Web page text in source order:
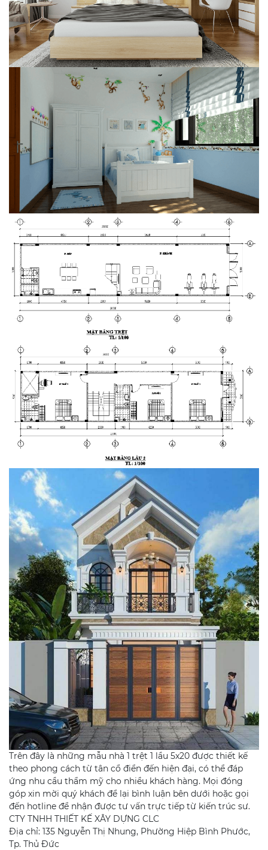
Trên đây là những mẫu nhà 1 trệt 1 lầu 5x20 được thiết kế
theo phong cách từ tân cổ điển đến hiện đại, có thể đáp
ứng nhu cầu thẩm mỹ cho nhiều khách hàng. Mọi đóng
góp xin mời quý khách để lại bình luận bên dưới hoặc gọi
đến hotline để nhận được tư vấn trực tiếp từ kiến trúc sư.
CTY TNHH THIẾT KẾ XÂY DỰNG CLC
Địa chỉ: 135 Nguyễn Thị Nhung, Phường Hiệp Bình Phước,
Tp. Thủ Đức